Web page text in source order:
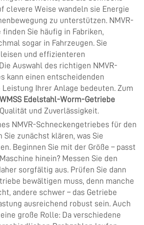
clevere Weise wandeln sie Energie
zu unterstützen. NMVR-
Sie häufig in Fabriken,
sogar in Fahrzeugen. Sie
und effizienteren
Auswahl des richtigen NMVR-
kann einen entscheidenden
Ihrer Anlage bedeuten. Zum
WMSS Edelstahl-Worm-Getriebe
und Zuverlässigkeit.
NMVR-Schneckengetriebes für den
Sie zunächst klären, was Sie
Beginnen Sie mit der Größe – passt
hinein? Messen Sie den
sorgfältig aus. Prüfen Sie dann
bewältigen muss, denn manche
andere schwer – das Getriebe
ausreichend robust sein. Auch
große Rolle: Da verschiedene